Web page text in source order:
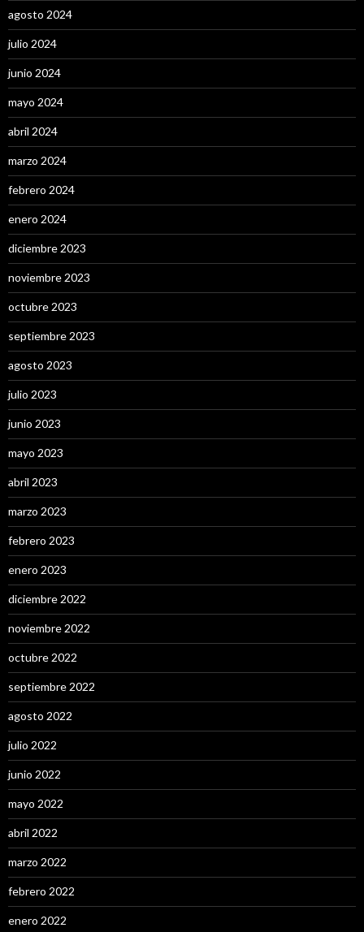
agosto 2024
julio 2024
junio 2024
mayo 2024
abril 2024
marzo 2024
febrero 2024
enero 2024
diciembre 2023
noviembre 2023
octubre 2023
septiembre 2023
agosto 2023
julio 2023
junio 2023
mayo 2023
abril 2023
marzo 2023
febrero 2023
enero 2023
diciembre 2022
noviembre 2022
octubre 2022
septiembre 2022
agosto 2022
julio 2022
junio 2022
mayo 2022
abril 2022
marzo 2022
febrero 2022
enero 2022